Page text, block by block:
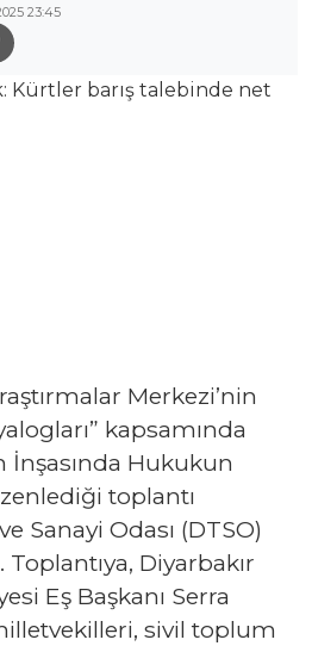
23:45
Merkezi’nin
kapsamında
İnşasında Hukukun
toplantı
Sanayi Odası (DTSO)
Toplantıya, Diyarbakır
Eş Başkanı Serra
sivil toplum